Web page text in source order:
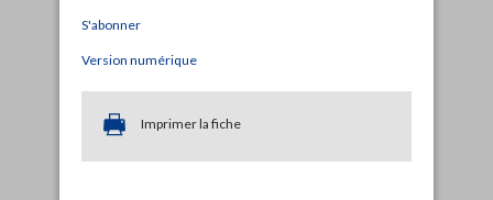
S'abonner
Version numérique
Imprimer la fiche